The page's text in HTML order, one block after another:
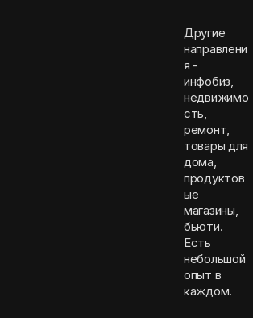
Другие
направлени
я -
инфобиз,
недвижимо
сть,
ремонт,
товары для
дома,
продуктов
ые
магазины,
бьюти.
Есть
небольшой
опыт в
каждом.